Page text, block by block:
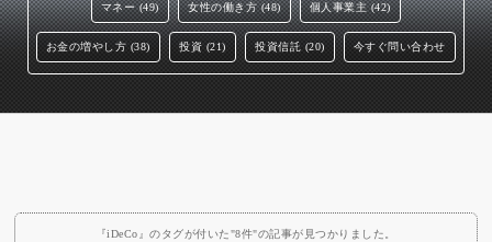
マネー (49) 女性の働き方 (48) 個人事業主 (42)
お金の増やし方 (38) 投資 (21) 投資信託 (20) 今すぐ問い合わせ
『iDeCo』のタグが付いた"8件"の記事が見つかりました。